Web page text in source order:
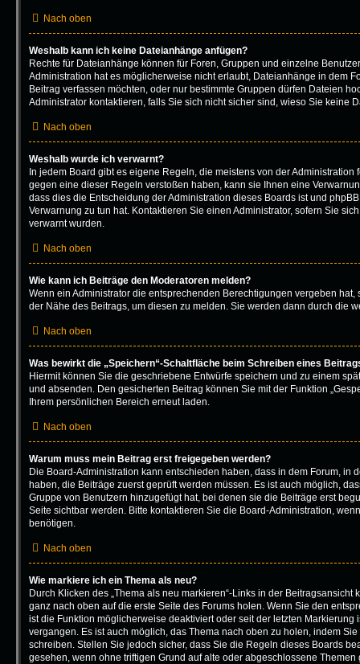
Nach oben
Weshalb kann ich keine Dateianhänge anfügen?
Rechte für Dateianhänge können für Foren, Gruppen und einzelne
Administration hat es möglicherweise nicht erlaubt, Dateianhänge in dem
Beitrag verfassen möchten, oder nur bestimmte Gruppen dürfen Dateien
Administrator kontaktieren, falls Sie sich nicht sicher sind, wieso Sie keine
Nach oben
Weshalb wurde ich verwarnt?
In jedem Board gibt es eigene Regeln, die meistens von der Administration
gegen eine dieser Regeln verstoßen haben, kann sie Ihnen eine
dass dies die Entscheidung der Administration dieses Boards ist und
Verwarnung zu tun hat. Kontaktieren Sie einen Administrator, sofern Sie
verwarnt wurden.
Nach oben
Wie kann ich Beiträge den Moderatoren melden?
Wenn ein Administrator die entsprechenden Berechtigungen vergeben
der Nähe des Beitrags, um diesen zu melden. Sie werden dann durch die
Nach oben
Was bewirkt die „Speichern“-Schaltfläche beim Schreiben eines
Hiermit können Sie die geschriebene Entwürfe speichern und zu einem
und absenden. Den gesicherten Beitrag können Sie mit der Funktion
Ihrem persönlichen Bereich erneut laden.
Nach oben
Warum muss mein Beitrag erst freigegeben werden?
Die Board-Administration kann entschieden haben, dass in dem Forum, in
haben, die Beiträge zuerst geprüft werden müssen. Es ist auch möglich,
Gruppe von Benutzern hinzugefügt hat, bei denen sie die Beiträge erst
Seite sichtbar werden. Bitte kontaktieren Sie die Board-Administration,
benötigen.
Nach oben
Wie markiere ich ein Thema als neu?
Durch Klicken des „Thema als neu markieren“-Links in der Beitragsansicht
ganz nach oben auf die erste Seite des Forums holen. Wenn Sie den
ist die Funktion möglicherweise deaktiviert oder seit der letzten Markierung
vergangen. Es ist auch möglich, das Thema nach oben zu holen, indem
schreiben. Stellen Sie jedoch sicher, dass Sie die Regeln dieses Boards
gesehen, wenn ohne triftigen Grund auf alte oder abgeschlossene Themen